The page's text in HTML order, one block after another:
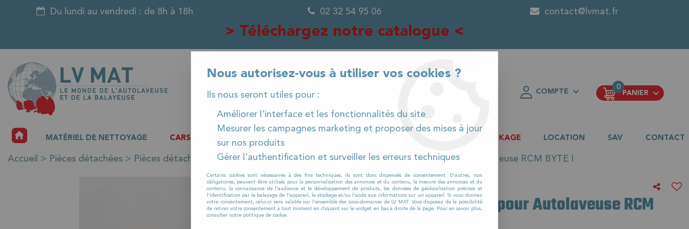
Du lundi au vendredi : de 8h à 18h 02 32 54 95 06 contact@lvmat.fr
> Téléchargez notre catalogue <
COMPTE
0
PANIER
ACCUEILMATÉRIEL DE NETTOYAGE CARSAT PIÈCES DÉTACHÉES DESTOCKAGE LOCATION SAV CONTACT
Accueil > Pièces détachées > Pièces détachées autolaveuses >RCM >BYTE I >Contact à clé + 2 clés pour Autolaveuse RCM BYTE I
RCM
Contact à clé + 2 clés pour Autolaveuse RCM
Nous autorisez-vous à utiliser vos cookies ?
Ils nous seront utiles pour :
Améliorer l'interface et les fonctionnalités du site
Mesurer les campagnes marketing et proposer des mises à jour
sur nos produits
Gérer l'authentification et surveiller les erreurs techniques
Certains cookies sont nécessaires à des fins techniques, ils sont donc dispensés de consentement. D'autres, non
obligatoires, peuvent être utilisés pour la personnalisation des annonces et du contenu, la mesure des annonces et du
contenu, la connaissance de l'audience et le développement de produits, les données de géolocalisation précises et
l'identification par le balayage de l'appareil, le stockage et/ou l'accès aux informations sur un appareil. Si vous donnez
votre consentement, celui-ci sera valable sur l’ensemble des sous-domaines de LV MAT. Vous disposez de la possibilité
de retirer votre consentement à tout moment en cliquant sur le widget en bas à droite de la page. Pour en savoir plus,
consulter notre politique de cookie.